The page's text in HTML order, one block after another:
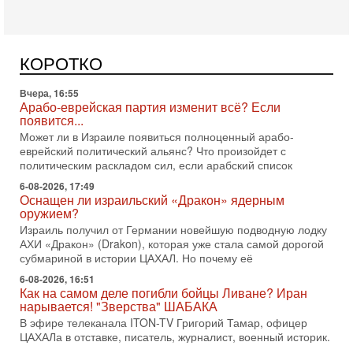
КОРОТКО
политическим раскладом сил, если арабский список
6-08-2026, 17:49
Оснащен ли израильский «Дракон» ядерным
оружием?
Израиль получил от Германии новейшую подводную лодку
АХИ «Дракон» (Drakon), которая уже стала самой дорогой
субмариной в истории ЦАХАЛ. Но почему её
6-08-2026, 16:51
Как на самом деле погибли бойцы Ливане? Иран
нарывается! "Зверства" ШАБАКА
В эфире телеканала ITON-TV Григорий Тамар, офицер
ЦАХАЛа в отставке, писатель, журналист, военный историк.
Ведет программу Александр Гур-Арье.
6-08-2026, 08:20
«Дракон» усилил ВМС Израиля - НОВОСТИ
06/08/2026
Германия передала Израилю новейшую подводную лодку
АХИ «Дракон», которую называют самой мощной
субмариной на Ближнем Востоке. Передача прошла на